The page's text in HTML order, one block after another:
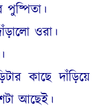
ওরা।
কাছে দাঁড়িয়ে
আছেই।